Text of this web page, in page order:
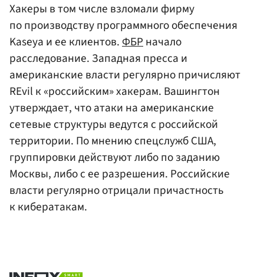
Хакеры в том числе взломали фирму
по производству программного обеспечения
Kaseya и ее клиентов.ФБРначало
расследование. Западная пресса и
американские власти регулярно причисляют
REvil к «российским» хакерам. Вашингтон
утверждает, что атаки на американские
сетевые структуры ведутся с российской
территории. По мнению спецслужб США,
группировки действуют либо по заданию
Москвы, либо с ее разрешения. Российские
власти регулярно отрицали причастность
к кибератакам.